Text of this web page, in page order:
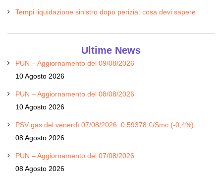
Tempi liquidazione sinistro dopo perizia: cosa devi sapere
Ultime News
PUN – Aggiornamento del 09/08/2026
10 Agosto 2026
PUN – Aggiornamento del 08/08/2026
10 Agosto 2026
PSV gas del venerdì 07/08/2026: 0,59378 €/Smc (-0,4%)
08 Agosto 2026
PUN – Aggiornamento del 07/08/2026
08 Agosto 2026